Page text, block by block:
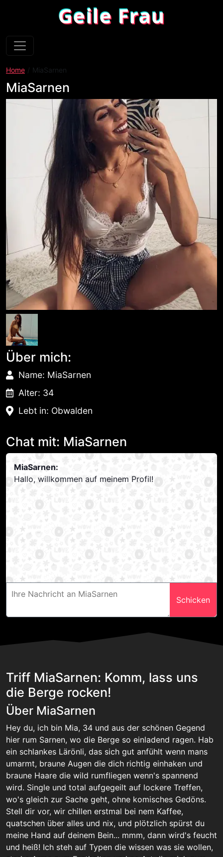
Geile Frau
Home MiaSarnen
MiaSarnen
Über mich:
Name: MiaSarnen
Alter: 34
Lebt in: Obwalden
Chat mit: MiaSarnen
MiaSarnen:
Hallo, willkommen auf meinem Profil!
Schicken
Triff MiaSarnen: Komm, lass uns
die Berge rocken!
Über MiaSarnen
Hey du, ich bin Mia, 34 und aus der schönen Gegend
hier rum Sarnen, wo die Berge so einladend ragen. Hab
ein schlankes Lärönli, das sich gut anfühlt wenn mans
umarmt, braune Augen die dich richtig einhaken und
braune Haare die wild rumfliegen wenn's spannend
wird. Single und total aufgegeilt auf lockere Treffen,
wo's gleich zur Sache geht, ohne komisches Gedöns.
Stell dir vor, wir chillen erstmal bei nem Kaffee,
quatschen über alles und nix, und plötzlich spürst du
meine Hand auf deinem Bein... mmm, dann wird's feucht
und heiß! Ich steh auf Typen die wissen was sie wollen,